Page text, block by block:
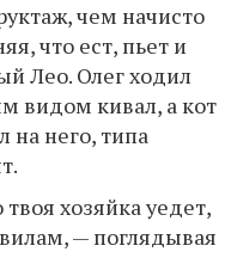
чем начисто
что ест, пьет и
Лео. Олег ходил
видом кивал, а кот
на него, типа
хозяйка уедет,
— поглядывая